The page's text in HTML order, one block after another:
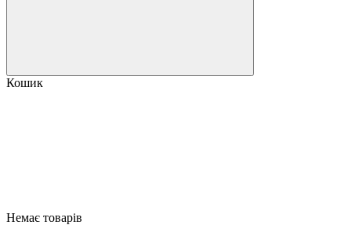
Кошик
Немає товарів